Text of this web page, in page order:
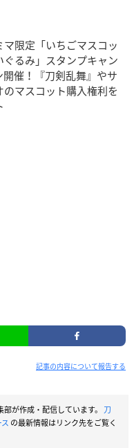
マ限定「いちごマスコッ
ぐるみ」スタンプキャン
開催！『刀剣乱舞』やサ
のマスコット購入権利を
記事の内容について報告する
が作成・配信しています。 刀
の最新情報はリンク先をご覧く